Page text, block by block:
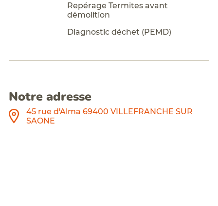
Repérage Termites avant
démolition
Diagnostic déchet (PEMD)
Notre adresse
45 rue d'Alma 69400 VILLEFRANCHE SUR
SAONE